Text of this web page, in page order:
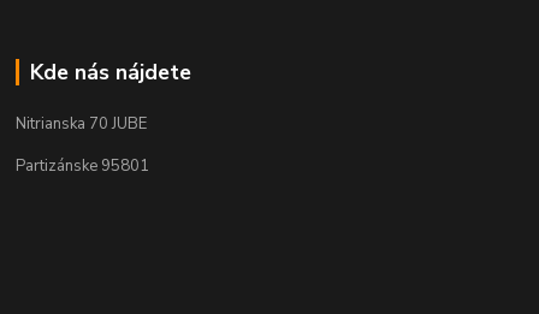
Kde nás nájdete
Nitrianska 70 JUBE
Partizánske 95801